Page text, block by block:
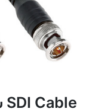
SDI Cable سلك 15 متر